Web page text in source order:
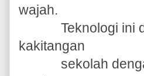
wajah.
Teknologi ini
kakitangan
sekolah dengan